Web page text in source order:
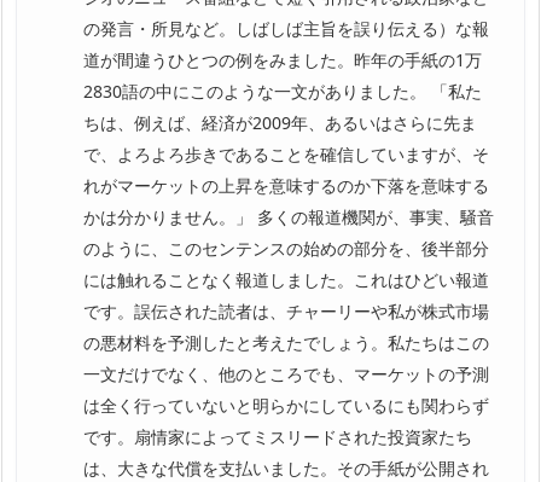
の発言・所見など。しばしば主旨を誤り伝える）な報
道が間違うひとつの例をみました。昨年の手紙の1万
2830語の中にこのような一文がありました。 「私た
ちは、例えば、経済が2009年、あるいはさらに先ま
で、よろよろ歩きであることを確信していますが、そ
れがマーケットの上昇を意味するのか下落を意味する
かは分かりません。」 多くの報道機関が、事実、騒音
のように、このセンテンスの始めの部分を、後半部分
には触れることなく報道しました。これはひどい報道
です。誤伝された読者は、チャーリーや私が株式市場
の悪材料を予測したと考えたでしょう。私たちはこの
一文だけでなく、他のところでも、マーケットの予測
は全く行っていないと明らかにしているにも関わらず
です。扇情家によってミスリードされた投資家たち
は、大きな代償を支払いました。その手紙が公開され